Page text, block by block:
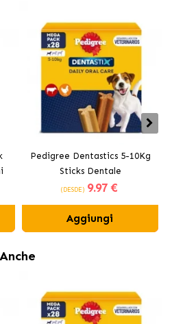
Pedigree Dentastics 5-10Kg
Sticks Dentale
(DESDE) 9.97 €
Aggiungi